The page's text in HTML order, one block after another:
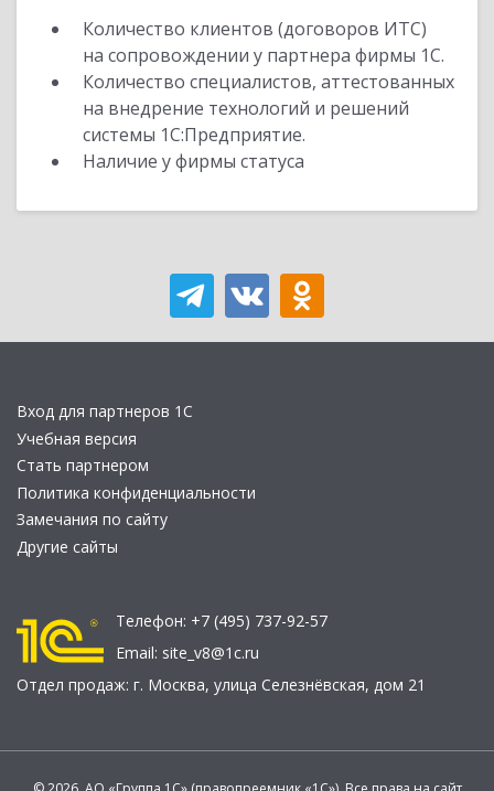
Количество клиентов (договоров ИТС)
на сопровождении у партнера фирмы 1С.
Количество специалистов, аттестованных
на внедрение технологий и решений
системы 1С:Предприятие.
Наличие у фирмы статуса
Вход для партнеров 1С
Учебная версия
Стать партнером
Политика конфиденциальности
Замечания по сайту
Другие сайты
Телефон: +7 (495) 737-92-57
Email: site_v8@1c.ru
Отдел продаж: г. Москва, улица Селезнёвская, дом 21